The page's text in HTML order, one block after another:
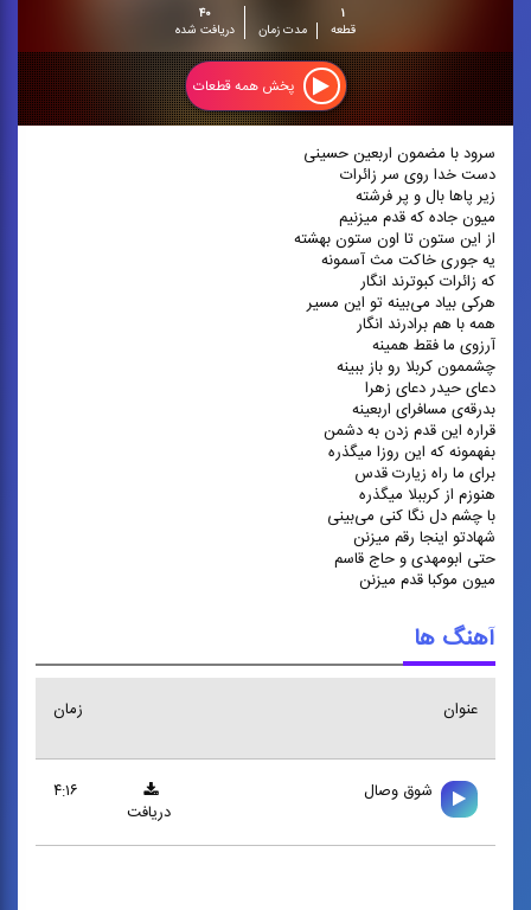
۱
قطعه
مدت زمان
۴۰
دریافت شده
پخش همه قطعات
سرود با مضمون اربعین حسینی
دست خدا روی سر زائرات
زیر پاها بال و پر فرشته
میون جاده که قدم میزنیم
از این ستون تا اون ستون بهشته
یه جوری خاکت مث آسمونه
که زائرات کبوترند انگار
هرکی بیاد می‌بینه تو این مسیر
همه با هم برادرند انگار
آرزوی ما فقط همینه
چشممون کربلا رو باز ببینه
دعای حیدر دعای زهرا
بدرقه‌ی مسافرای اربعینه
قراره این قدم زدن به دشمن
بفهمونه که این روزا میگذره
برای ما راه زیارت قدس
هنوزم از کرببلا میگذره
با چشم دل نگا کنی می‌بینی
شهادتو اینجا رقم میزنن
حتی ابومهدی و حاج قاسم
میون موکبا قدم میزنن
آهنگ ها
عنوان زمان
شوق وصال
۴:۱۶
دریافت